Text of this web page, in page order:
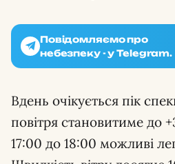
Повідомляємо про
небезпеку - у Telegram.
Вдень очікується пік
повітря становитиме до
17:00 до 18:00 можливі